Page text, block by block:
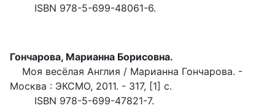
ISBN 978-5-699-48061-6.
Гончарова, Марианна Борисовна.
Моя весёлая Англия / Марианна Гончарова. -
Москва : ЭКСМО, 2011. - 317, [1] с.
ISBN 978-5-699-47821-7.